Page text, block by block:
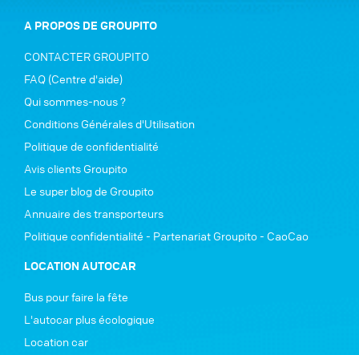
A PROPOS DE GROUPITO
CONTACTER GROUPITO
FAQ (Centre d'aide)
Qui sommes-nous ?
Conditions Générales d'Utilisation
Politique de confidentialité
Avis clients Groupito
Le super blog de Groupito
Annuaire des transporteurs
Politique confidentialité - Partenariat Groupito - CaoCao
LOCATION AUTOCAR
Bus pour faire la fête
L'autocar plus écologique
Location car